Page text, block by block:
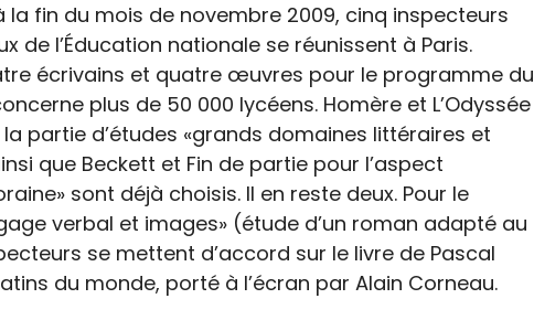
la fin du mois de novembre 2009, cinq inspecteurs
de l’Éducation nationale se réunissent à Paris.
écrivains et quatre œuvres pour le programme du
plus de 50 000 lycéens. Homère et L’Odyssée
partie d’études «grands domaines littéraires et
que ­Beckett et Fin de partie pour l’aspect
sont déjà choisis. Il en reste deux. Pour le
verbal et images» (étude d’un roman adapté au
se mettent d’accord sur le livre de Pascal
du monde, porté à l’écran par Alain Corneau.